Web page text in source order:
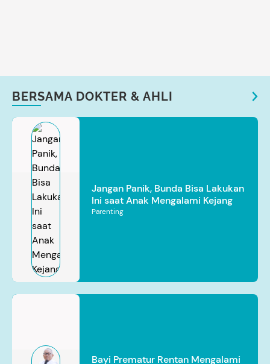
BERSAMA DOKTER & AHLI
Jangan Panik, Bunda Bisa Lakukan
Ini saat Anak Mengalami Kejang
Parenting
Bayi Prematur Rentan Mengalami